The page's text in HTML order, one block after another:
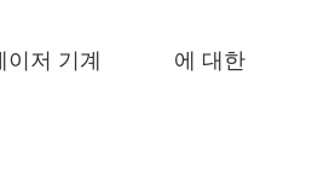
이저 기계 에 대한